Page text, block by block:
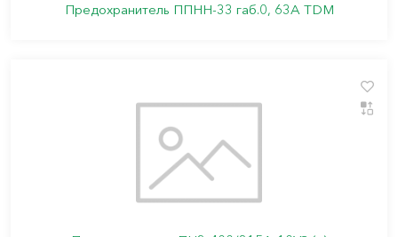
Предохранитель ППНН-33 габ.0, 63А TDM